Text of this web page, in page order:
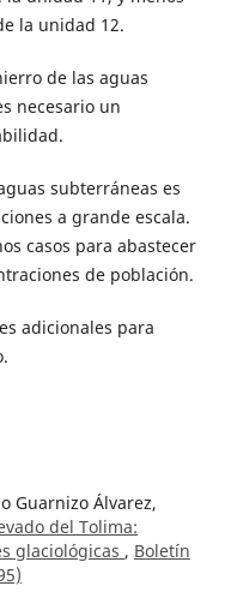
la unidad 12.
de las aguas
necesario un
subterráneas es
a grande escala.
casos para abastecer
de población.
adicionales para
Guarnizo Álvarez,
del Tolima:
glaciológicas , Boletín